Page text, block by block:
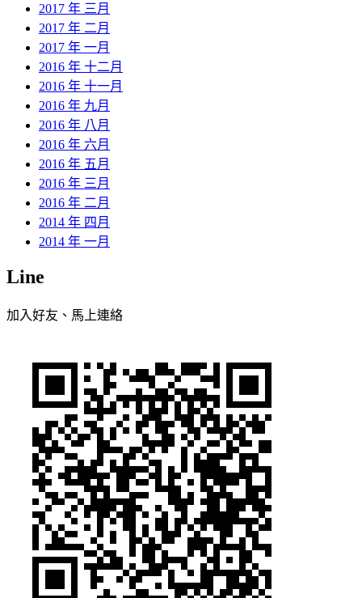
2017 年 三月
2017 年 二月
2017 年 一月
2016 年 十二月
2016 年 十一月
2016 年 九月
2016 年 八月
2016 年 六月
2016 年 五月
2016 年 三月
2016 年 二月
2014 年 四月
2014 年 一月
Line
加入好友、馬上連絡